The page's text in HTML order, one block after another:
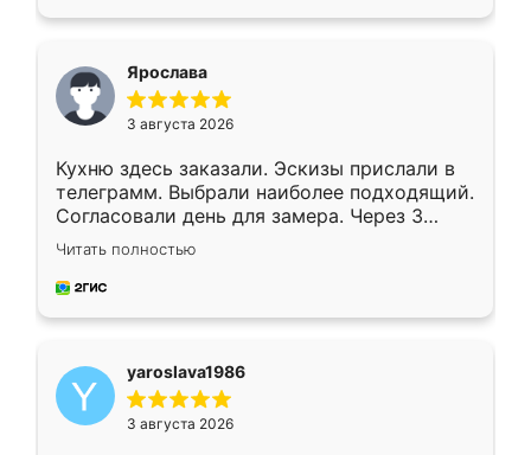
Ярослава
3 августа 2026
Кухню здесь заказали. Эскизы прислали в
телеграмм. Выбрали наиболее подходящий.
Согласовали день для замера. Через 3
недели кухня была уже готова. Остались
довольны работой. Спасибо Ренессанс
мебель за качественную работу!
Читать полностью
yaroslava1986
3 августа 2026